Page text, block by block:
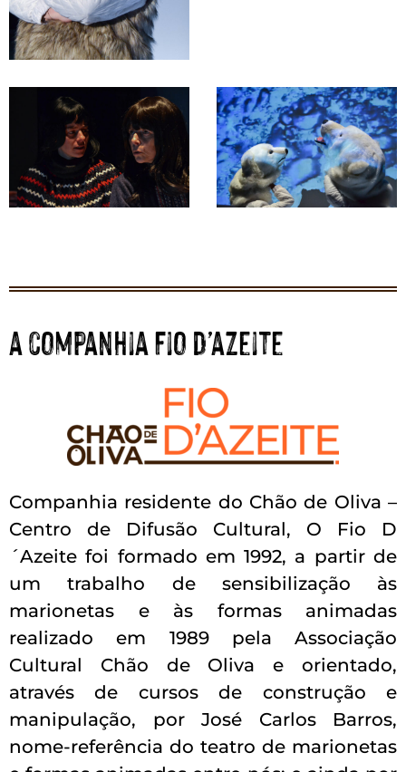
a companhia Fio d’azeite
Companhia residente do Chão de Oliva –
Centro de Difusão Cultural, O Fio D
´Azeite foi formado em 1992, a partir de
um trabalho de sensibilização às
marionetas e às formas animadas
realizado em 1989 pela Associação
Cultural Chão de Oliva e orientado,
através de cursos de construção e
manipulação, por José Carlos Barros,
nome-referência do teatro de marionetas